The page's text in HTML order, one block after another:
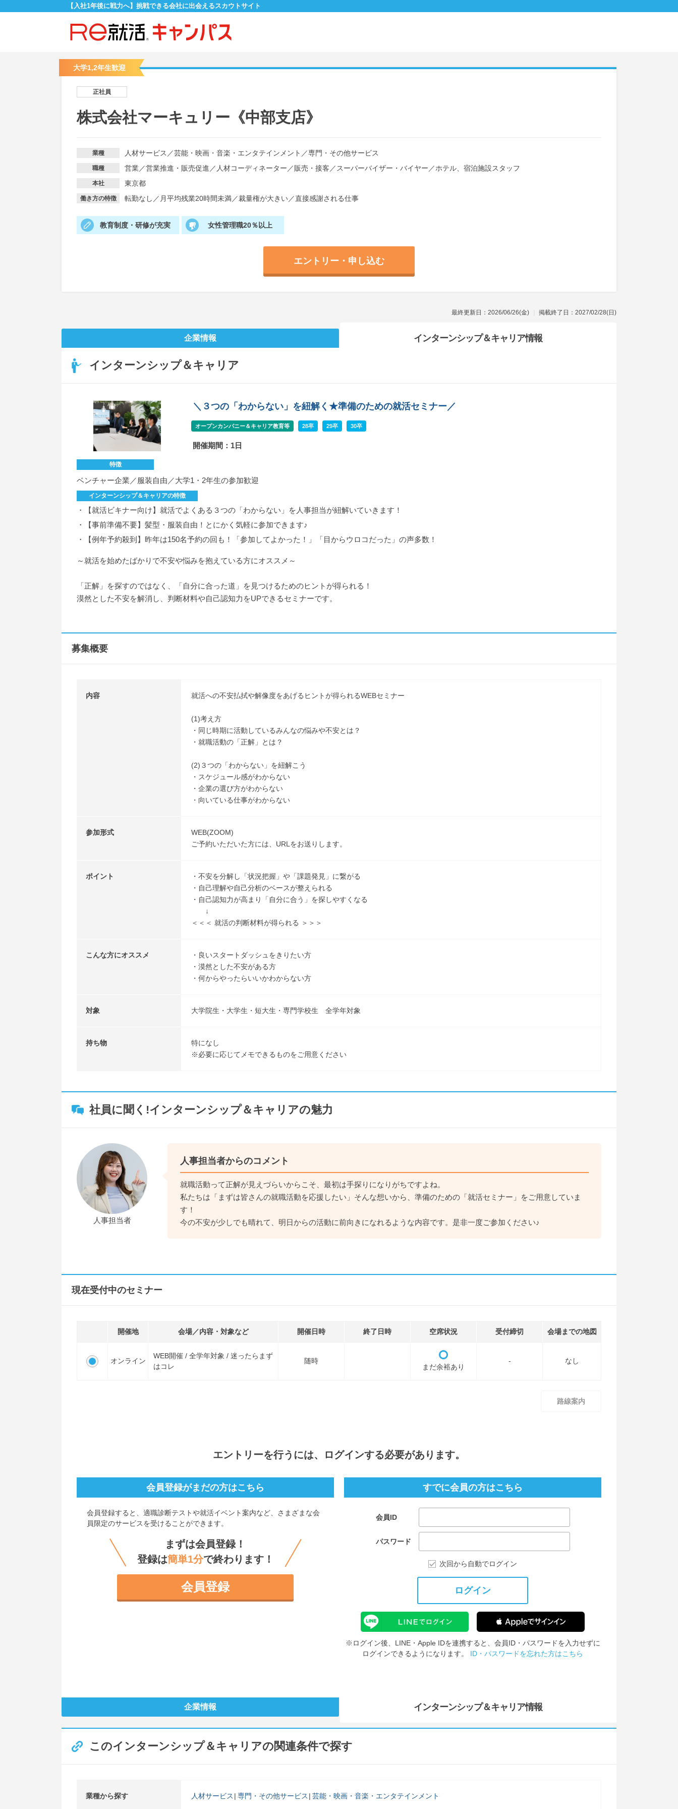
【入社1年後に戦力へ】挑戦できる会社に出会えるスカウトサイト
大学1,2年生歓迎
正社員
株式会社マーキュリー《中部支店》
業種 人材サービス ／芸能・映画・音楽・エンタテインメント ／専門・その他サービス
職種 営業／営業推進・販売促進 ／ 人材コーディネーター ／販売・接客 ／ スーパーバイザー・バイヤー ／ホテル、宿泊施設スタッフ
本社 東京都
働き方の特徴 転勤なし ／ 月平均残業20時間未満／裁量権が大きい／直接感謝される仕事
教育制度・研修が充実 女性管理職20％以上
エントリー・申し込む
最終更新日：2026/06/26(金) 掲載終了日：2027/02/28(日)
企業情報 インターンシップ＆キャリア情報
インターンシップ＆キャリア
＼３つの「わからない」を紐解く★準備のための就活セミナー／
オープンカンパニー＆キャリア教育等 28卒 29卒 30卒
開催期間：1日
特徴
ベンチャー企業／服装自由／大学1・2年生の参加歓迎
インターンシップ＆キャリアの特徴
・【就活ビキナー向け】就活でよくある３つの「わからない」を人事担当が紐解いていきます！
・【事前準備不要】髪型・服装自由！とにかく気軽に参加できます♪
・【例年予約殺到】昨年は150名予約の回も！「参加してよかった！」「目からウロコだった」の声多数！
～就活を始めたばかりで不安や悩みを抱えている方にオススメ～
「正解」を探すのではなく、「自分に合った道」を見つけるためのヒントが得られる！
漠然とした不安を解消し、判断材料や自己認知力をUPできるセミナーです。
募集概要
内容 就活への不安払拭や解像度をあげるヒントが得られるWEBセミナー
(1)考え方
・同じ時期に活動しているみんなの悩みや不安とは？
・就職活動の「正解」とは？
(2)３つの「わからない」を紐解こう
・スケジュール感がわからない
・企業の選び方がわからない
・向いている仕事がわからない
参加形式
WEB(ZOOM)
ご予約いただいた方には、URLをお送りします。
ポイント
・不安を分解し「状況把握」や「課題発見」に繋がる
・自己理解や自己分析のベースが整えられる
・自己認知力が高まり「自分に合う」を探しやすくなる
↓
＜＜＜ 就活の判断材料が得られる ＞＞＞
こんな方にオススメ
・良いスタートダッシュをきりたい方
・漠然とした不安がある方
・何からやったらいいかわからない方
対象 大学院生・大学生・短大生・専門学校生 全学年対象
持ち物
特になし
※必要に応じてメモできるものをご用意ください
社員に聞く!インターンシップ＆キャリアの魅力
人事担当者
人事担当者からのコメント
就職活動って正解が見えづらいからこそ、最初は手探りになりがちですよね。
私たちは「まずは皆さんの就職活動を応援したい」そんな想いから、準備のための「就活セミナー」をご用意していま
す！
今の不安が少しでも晴れて、明日からの活動に前向きになれるような内容です。是非一度ご参加ください♪
現在受付中のセミナー
開催地 会場／内容・対象など 開催日時 終了日時 空席状況 受付締切 会場までの地図
オンライン
WEB開催 / 全学年対象 / 迷ったらまず
はコレ
随時
まだ余裕あり
- なし
路線案内
エントリーを行うには、ログインする必要があります。
すでに会員の方はこちら
会員ID
パスワード
次回から自動でログイン
ログイン
※ログイン後、LINE・Apple IDを連携すると、会員ID・パスワードを入力せずに
ログインできるようになります。 ID・パスワードを忘れた方はこちら
会員登録がまだの方はこちら
会員登録すると、 適職診断テストや就活イベント案内など、さまざまな会
員限定のサービスを受けることができます。
まずは会員登録！
登録は簡単1分で終わります！
会員登録
企業情報 インターンシップ＆キャリア情報
このインターンシップ＆キャリアの関連条件で探す
業種から探す 人材サービス 専門・その他サービス 芸能・映画・音楽・エンタテインメント